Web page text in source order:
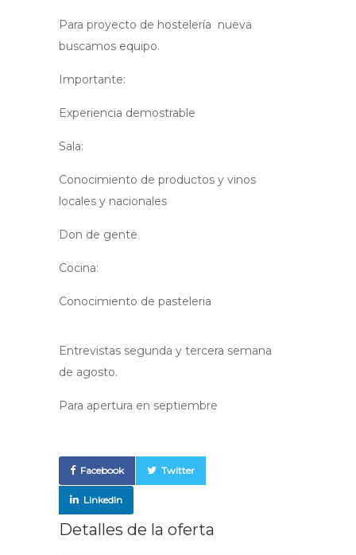
Para proyecto de hostelería nueva
buscamos equipo.
Importante:
Experiencia demostrable
Sala:
Conocimiento de productos y vinos
locales y nacionales
Don de gente
Cocina:
Conocimiento de pasteleria
Entrevistas segunda y tercera semana
de agosto.
Para apertura en septiembre
Facebook Twitter
LinkedIn
Detalles de la oferta